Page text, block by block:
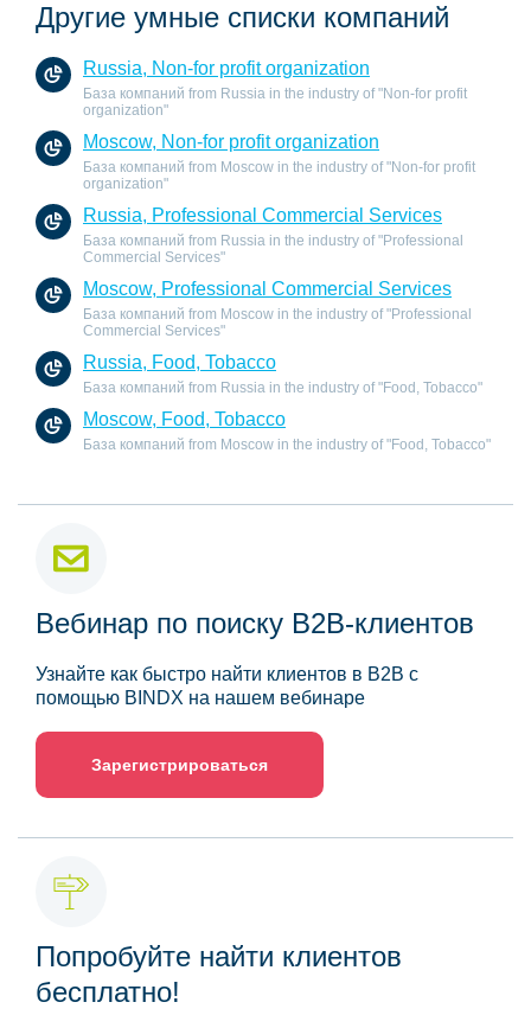
Другие умные списки компаний
Russia, Non-for profit organization
База компаний from Russia in the industry of "Non-for profit
organization"
Moscow, Non-for profit organization
База компаний from Moscow in the industry of "Non-for profit
organization"
Russia, Professional Commercial Services
База компаний from Russia in the industry of "Professional
Commercial Services"
Moscow, Professional Commercial Services
База компаний from Moscow in the industry of "Professional
Commercial Services"
Russia, Food, Tobacco
База компаний from Russia in the industry of "Food, Tobacco"
Moscow, Food, Tobacco
База компаний from Moscow in the industry of "Food, Tobacco"
Вебинар по поиску B2B-клиентов
Узнайте как быстро найти клиентов в B2B с
помощью BINDX на нашем вебинаре
Зарегистрироваться
Попробуйте найти клиентов
бесплатно!